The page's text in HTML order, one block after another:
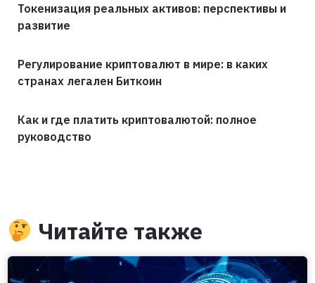
Токенизация реальных активов: перспективы и
развитие
Регулирование криптовалют в мире: в каких
странах легален Биткоин
Как и где платить криптовалютой: полное
руководство
Читайте также